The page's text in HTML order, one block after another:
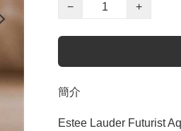
−
+
簡介
Estee Lauder Futurist